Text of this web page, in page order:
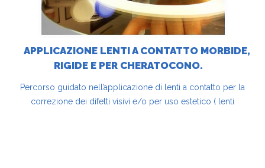
APPLICAZIONE LENTI A CONTATTO MORBIDE,
RIGIDE E PER CHERATOCONO.
Percorso guidato nell’applicazione di lenti a contatto per la
correzione dei difetti visivi e/o per uso estetico ( lenti